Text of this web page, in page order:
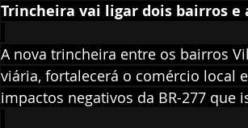
Trincheira vai ligar dois bairros e
A nova trincheira entre os bairros
viária, fortalecerá o comércio local
impactos negativos da BR-277 que